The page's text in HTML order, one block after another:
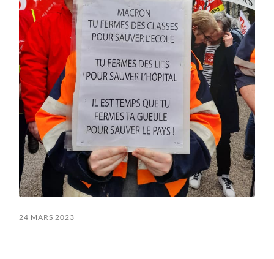
24 MARS 2023